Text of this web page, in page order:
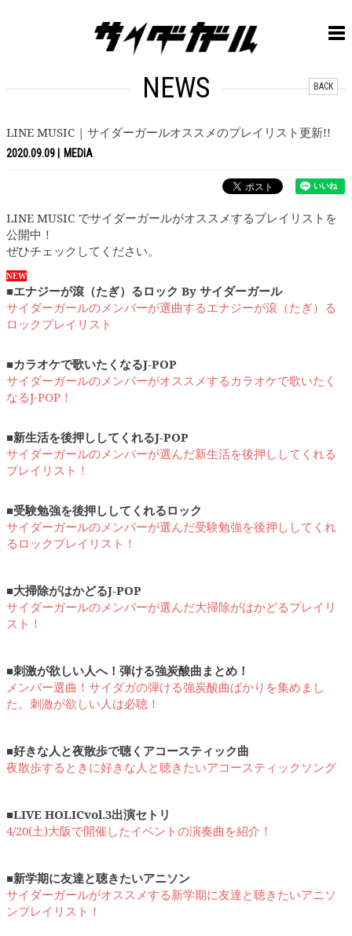
NEWS BACK
LINE MUSIC | サイダーガールオススメのプレイリスト更新!!
2020.09.09 MEDIA
LINE MUSIC でサイダーガールがオススメするプレイリストを
公開中！
ぜひチェックしてください。
NEW
■エナジーが滾（たぎ）るロック By サイダーガール
サイダーガールのメンバーが選曲するエナジーが滾（たぎ）る
ロックプレイリスト
■カラオケで歌いたくなるJ-POP
サイダーガールのメンバーがオススメするカラオケで歌いたく
なるJ-POP！
■新生活を後押ししてくれるJ-POP
サイダーガールのメンバーが選んだ新生活を後押ししてくれる
プレイリスト！
■受験勉強を後押ししてくれるロック
サイダーガールのメンバーが選んだ受験勉強を後押ししてくれ
るロックプレイリスト！
■大掃除がはかどるJ-POP
サイダーガールのメンバーが選んだ大掃除がはかどるプレイリ
スト！​
■刺激が欲しい人へ！弾ける強炭酸曲まとめ！
メンバー選曲！サイダガの弾ける強炭酸曲ばかりを集めまし
た。刺激が欲しい人は必聴！
■好きな人と夜散歩で聴くアコースティック曲
夜散歩するときに好きな人と聴きたいアコースティックソング
■LIVE HOLICvol.3出演セトリ
4/20(土)大阪で開催したイベントの演奏曲を紹介！
■新学期に友達と聴きたいアニソン
サイダーガールがオススメする新学期に友達と聴きたいアニソ
ンプレイリスト！